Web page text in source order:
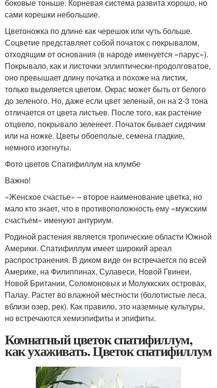
боковые тоньше. Корневая система развита хорошо, но
сами корешки небольшие.
Цветоножка по длине как черешок или чуть больше.
Соцветие представляет собой початок с покрывалом,
отходящим от основания (в народе именуется «парус»).
Покрывало, как и листочки эллиптически-продолговатое,
оно превышает длину початка и похоже на листик,
только выделяется цветом. Окрас может быть от белого
до зеленого. Но, даже если цвет зеленый, он на 2-3 тона
отличается от цвета листьев. После того, как растение
отцвело, покрывало зеленеет. Початок бывает сидячим
или на ножке. Цветы обоеполые, семена гладкие,
немного изогнуты.
Фото цветов Спатифиллум на клумбе
Важно!
«Женское счастье» – второе наименование цветка, но
мало кто знает, что в противоположность ему «мужским
счастьем» именуют антуриум.
Родиной растения является тропические области Южной
Америки. Спатифиллум имеет широкий ареал
распространения. В диком виде он встречается по всей
Америке, на Филиппинах, Сулавеси, Новой Гвинеи,
Новой Британии, Соломоновых и Молуккских островах,
Палау. Растет во влажной местности (болотистые леса,
вблизи озер, рек). Как правило, это наземные культуры,
но встречаются хемиэпифиты и эпифиты.
Комнатный цветок спатифиллум,
как ухаживать. Цветок спатифиллум